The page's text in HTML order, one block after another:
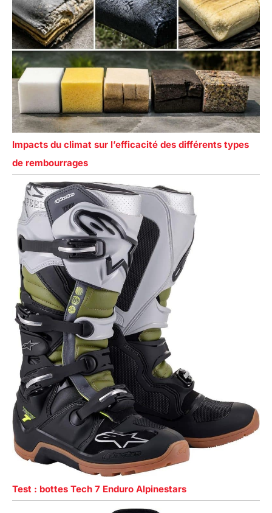
Impacts du climat sur l’efficacité des différents types
de rembourrages
Test : bottes Tech 7 Enduro Alpinestars